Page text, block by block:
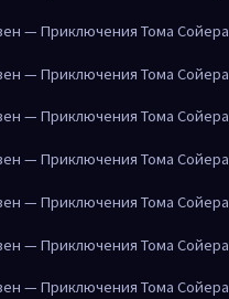
— Приключения Тома Сойера
— Приключения Тома Сойера
— Приключения Тома Сойера
— Приключения Тома Сойера
— Приключения Тома Сойера
— Приключения Тома Сойера
— Приключения Тома Сойера